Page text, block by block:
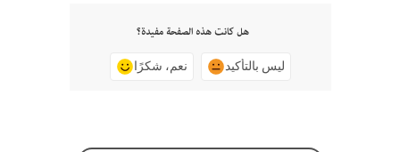
هل كانت هذه الصفحة مفيدة؟
نعم، شكرًا ليس بالتأكيد